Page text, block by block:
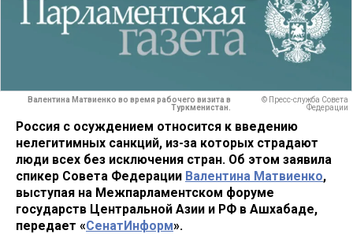
Валентина Матвиенко во время рабочего визита в
Туркменистан.
© Пресс-служба Совета
Федерации
Россия с осуждением относится к введению
нелегитимных санкций, из-за которых страдают
люди всех без исключения стран. Об этом заявила
спикер Совета Федерации Валентина Матвиенко,
выступая на Межпарламентском форуме
государств Центральной Азии и РФ в Ашхабаде,
передает «СенатИнформ».